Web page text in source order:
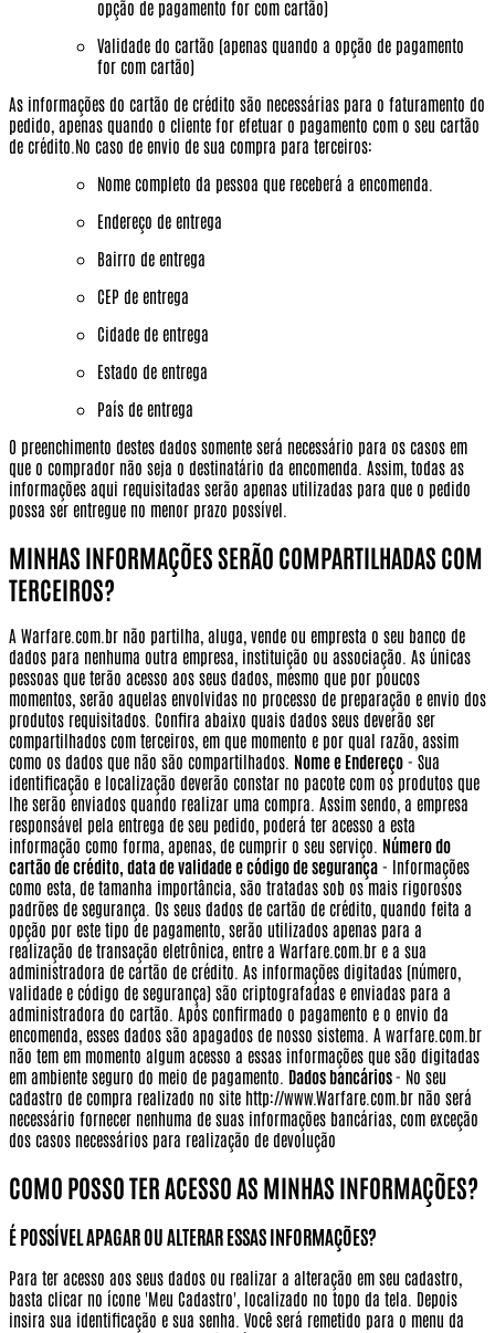
opção de pagamento for com cartão)
Validade do cartão (apenas quando a opção de pagamento
for com cartão)
As informações do cartão de crédito são necessárias para o faturamento do
pedido, apenas quando o cliente for efetuar o pagamento com o seu cartão
de crédito.No caso de envio de sua compra para terceiros:
Nome completo da pessoa que receberá a encomenda.
Endereço de entrega
Bairro de entrega
CEP de entrega
Cidade de entrega
Estado de entrega
País de entrega
O preenchimento destes dados somente será necessário para os casos em
que o comprador não seja o destinatário da encomenda. Assim, todas as
informações aqui requisitadas serão apenas utilizadas para que o pedido
possa ser entregue no menor prazo possível.
MINHAS INFORMAÇÕES SERÃO COMPARTILHADAS COM
TERCEIROS?
A Warfare.com.br não partilha, aluga, vende ou empresta o seu banco de
dados para nenhuma outra empresa, instituição ou associação. As únicas
pessoas que terão acesso aos seus dados, mesmo que por poucos
momentos, serão aquelas envolvidas no processo de preparação e envio dos
produtos requisitados. Confira abaixo quais dados seus deverão ser
compartilhados com terceiros, em que momento e por qual razão, assim
como os dados que não são compartilhados. Nome e Endereço - Sua
identificação e localização deverão constar no pacote com os produtos que
lhe serão enviados quando realizar uma compra. Assim sendo, a empresa
responsável pela entrega de seu pedido, poderá ter acesso a esta
informação como forma, apenas, de cumprir o seu serviço. Número do
cartão de crédito, data de validade e código de segurança - Informações
como esta, de tamanha importância, são tratadas sob os mais rigorosos
padrões de segurança. Os seus dados de cartão de crédito, quando feita a
opção por este tipo de pagamento, serão utilizados apenas para a
realização de transação eletrônica, entre a Warfare.com.br e a sua
administradora de cartão de crédito. As informações digitadas (número,
validade e código de segurança) são criptografadas e enviadas para a
administradora do cartão. Após confirmado o pagamento e o envio da
encomenda, esses dados são apagados de nosso sistema. A warfare.com.br
não tem em momento algum acesso a essas informações que são digitadas
em ambiente seguro do meio de pagamento. Dados bancários- No seu
cadastro de compra realizado no site http://www.Warfare.com.br não será
necessário fornecer nenhuma de suas informações bancárias, com exceção
dos casos necessários para realização de devolução
COMO POSSO TER ACESSO AS MINHAS INFORMAÇÕES?
É POSSÍVEL APAGAR OU ALTERAR ESSAS INFORMAÇÕES?
Para ter acesso aos seus dados ou realizar a alteração em seu cadastro,
basta clicar no ícone 'Meu Cadastro', localizado no topo da tela. Depois
insira sua identificação e sua senha. Você será remetido para o menu da